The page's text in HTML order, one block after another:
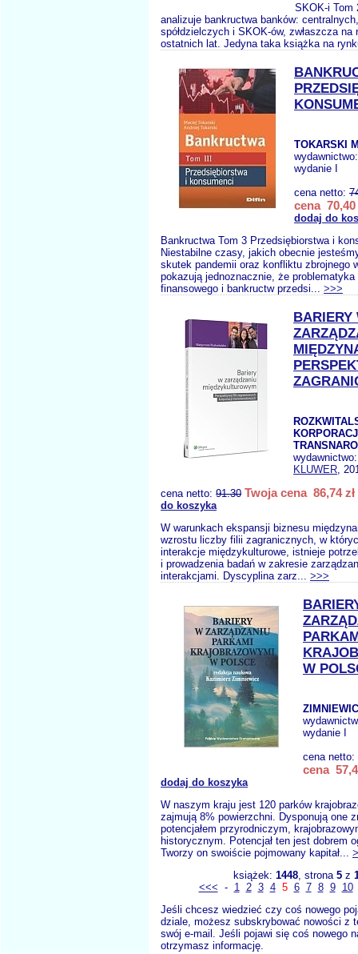
SKOK-i Tom
analizuje bankructwa banków:
spółdzielczych i SKOK-ów, zwłaszcza na
ostatnich lat. Jedyna taka książka na
TOKARSKI
wydanie I
cena netto:
cena 70,40
dodaj do
Bankructwa Tom 3 Przedsiębiorstwa i
Niestabilne czasy, jakich obecnie
skutek pandemii oraz konfliktu zbrojnego
pokazują jednoznacznie, że problematyka
finansowego i bankructw przedsi... >>>
BARIERY
KLUWER,
cena netto: 91.30 Twoja cena 86,74 zł
do koszyka
W warunkach ekspansji biznesu
wzrostu liczby filii zagranicznych, w
interakcje międzykulturowe, istnieje
i prowadzenia badań w zakresie
interakcjami. Dyscyplina zarz... >>>
W
wydanie I
cena netto:
cena
dodaj do koszyka
W naszym kraju jest 120 parków
zajmują 8% powierzchni. Dysponują one
potencjałem przyrodniczym,
historycznym. Potencjał ten jest dobrem
Tworzy on swoiście pojmowany kapitał...
książek: 1448, strona 5z
<<< - 1 2 3 4 5 6 7 8 9
10
Jeśli chcesz wiedzieć czy coś nowego
dziale, możesz subskrybować nowości z
swój e-mail. Jeśli pojawi się coś nowego
otrzymasz informację.